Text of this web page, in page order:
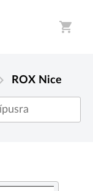
shopping_cart
chevron_right ROX Nice